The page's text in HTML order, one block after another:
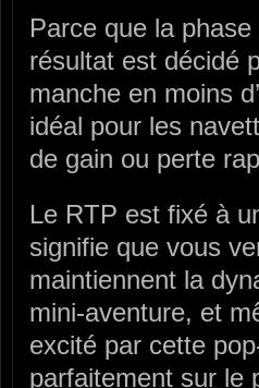
Parce que la
résultat est décidé
manche en moins
idéal pour les
de gain ou perte
Le RTP est fixé à
signifie que vous
maintiennent la
mini‑aventure, et
excité par cette
parfaitement sur le